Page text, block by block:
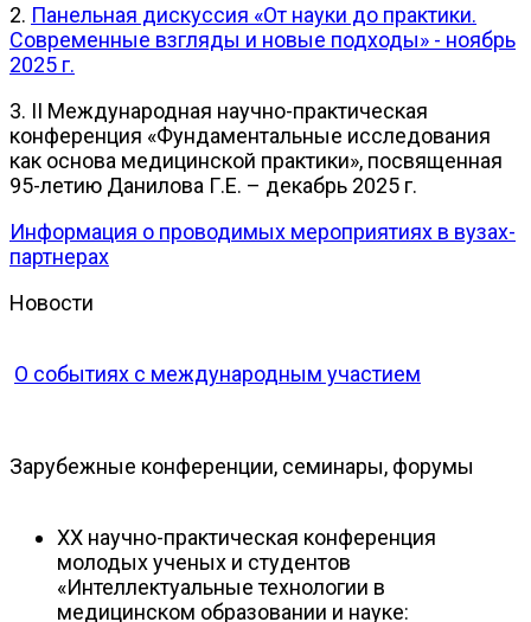
2. Панельная дискуссия «От науки до практики.
Современные взгляды и новые подходы» - ноябрь
2025 г.
3. II Международная научно-практическая
конференция «Фундаментальные исследования
как основа медицинской практики», посвященная
95-летию Данилова Г.Е. – декабрь 2025 г.
Информация о проводимых мероприятиях в вузах-
партнерах
Новости
О событиях с международным участием
Зарубежные конференции, семинары, форумы
XX научно-практическая конференция
молодых ученых и студентов
«Интеллектуальные технологии в
медицинском образовании и науке: